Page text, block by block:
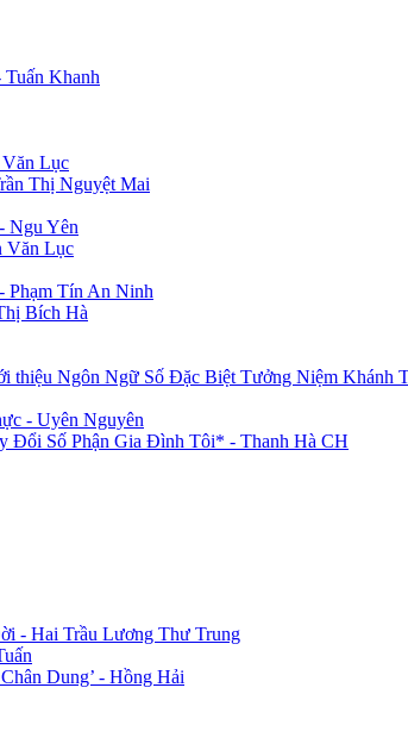
Khanh
Lục
Thị Nguyệt Mai
Ngu Yên
Văn Lục
Phạm Tín An Ninh
Bích Hà
thiệu Ngôn Ngữ Số Đặc Biệt Tưởng Niệm Khánh
- Uyên Nguyên
Đổi Số Phận Gia Đình Tôi* - Thanh Hà CH
- Hai Trầu Lương Thư Trung
Dung’ - Hồng Hải